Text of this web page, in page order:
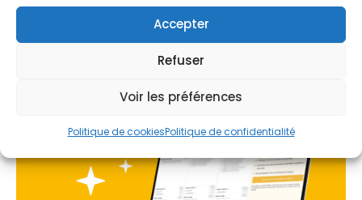
Accepter
Refuser
Voir les préférences
Politique de cookiesPolitique de confidentialité
transformant une passoire thermique en un
cocon douillet. C'est tout l'enjeu de l'intervention
de PPF sur le secteur : adapter la solution
d'isolation à la réalité du terrain landais.
Contactez-nous maintenant
pour maximiser vos aides !